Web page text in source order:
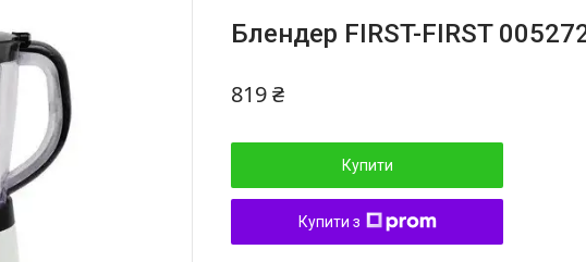
Блендер FIRST-FIRST
819 ₴
Купити
Купити з